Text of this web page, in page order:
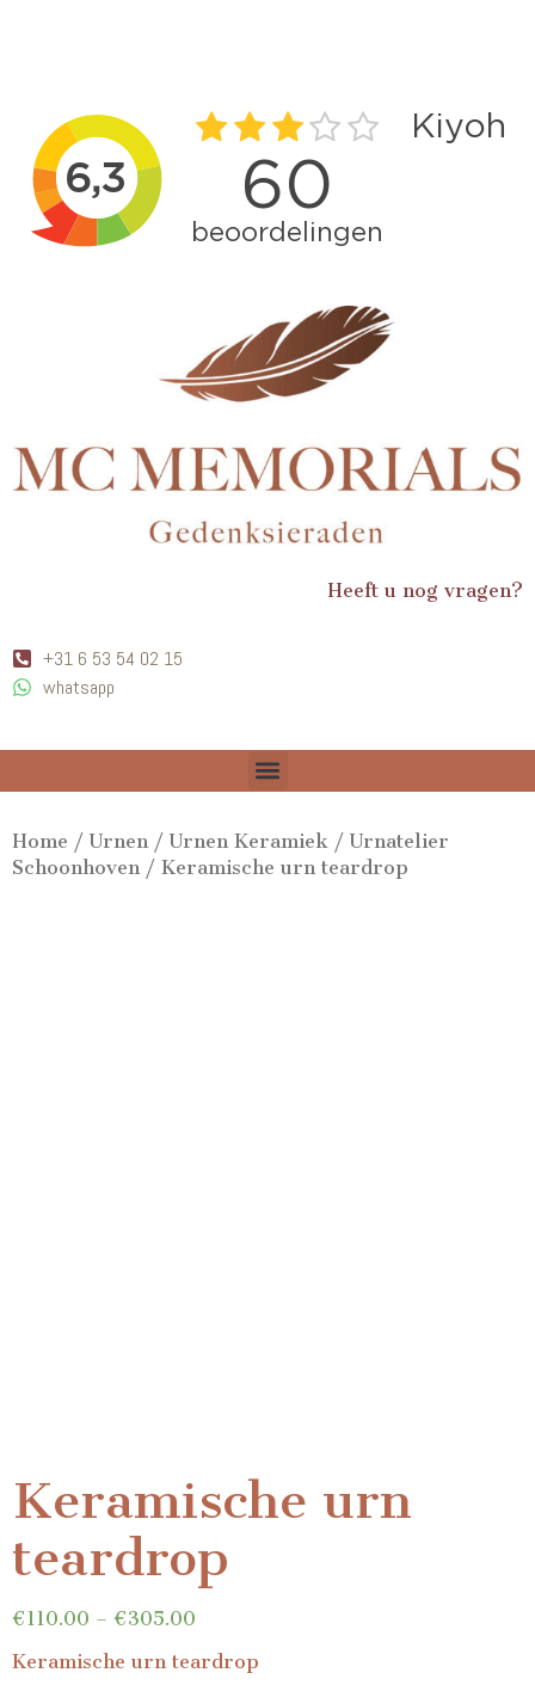
Heeft u nog vragen?
+31 6 53 54 02 15
whatsapp
Home / Urnen / Urnen Keramiek / Urnatelier
Schoonhoven / Keramische urn teardrop
Keramische urn
teardrop
€110.00 – €305.00
Keramische urn teardrop